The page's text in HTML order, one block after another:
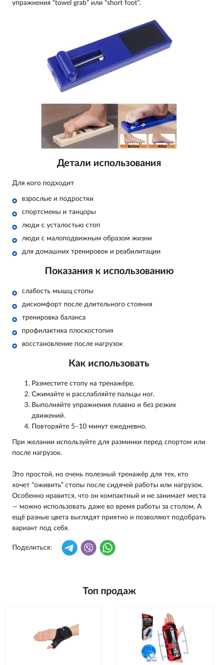
упражнения “towel grab” или “short foot”.
Детали использования
Для кого подходит
взрослые и подростки
спортсмены и танцоры
люди с усталостью стоп
люди с малоподвижным образом жизни
для домашних тренировок и реабилитации
Показания к использованию
слабость мышц стопы
дискомфорт после длительного стояния
тренировка баланса
профилактика плоскостопия
восстановление после нагрузок
Как использовать
Разместите стопу на тренажёре.
Сжимайте и расслабляйте пальцы ног.
Выполняйте упражнения плавно и без резких
движений.
Повторяйте 5–10 минут ежедневно.
При желании используйте для разминки перед спортом или
после нагрузок.
Это простой, но очень полезный тренажёр для тех, кто
хочет “оживить” стопы после сидячей работы или нагрузок.
Особенно нравится, что он компактный и не занимает места
— можно использовать даже во время работы за столом. А
ещё разные цвета выглядят приятно и позволяют подобрать
вариант под себя.
Поделиться:
Топ продаж